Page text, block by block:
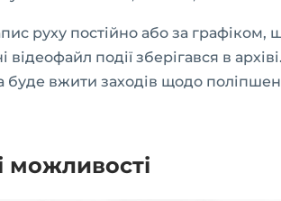
руху постійно або за графіком,
події зберігався в
буде вжити заходів щодо
можливості